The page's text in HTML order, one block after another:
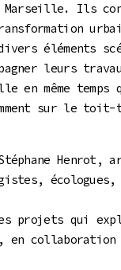
Ils
éléments
leurs
en même
sur le
Henrot,
projets qui